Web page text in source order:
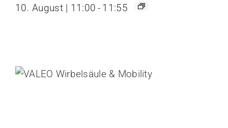
10. August | 11:00 - 11:55